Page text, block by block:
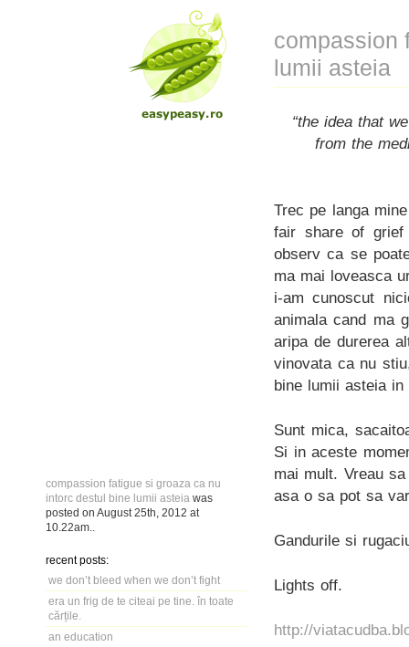
compassion fatigue si groaza ca nu
intorc destul bine lumii asteia was
posted on August 25th, 2012 at
10.22am
recent posts:
we don’t bleed when we don’t fight
era un frig de te citeai pe tine. în toate
cărțile.
an education
compassion
lumii asteia
“the idea that
from the
Trec pe langa
fair share of
observ ca se
ma mai loveasca
i-am cunoscut
animala cand ma
aripa de durerea
vinovata ca nu
bine lumii asteia
Sunt mica,
Si in aceste
mai mult. Vreau
asa o sa pot sa
Gandurile si
Lights off.
http://